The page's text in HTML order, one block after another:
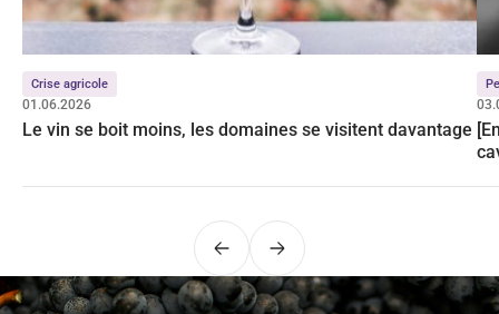
Crise agricole
01.06.2026
Le vin se boit moins, les domaines se visitent davantage
PrécédentSuivant